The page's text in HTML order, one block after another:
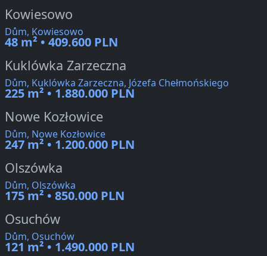
Kowiesowo
Dům, Kowiesowo
48 m² • 409.600 PLN
Kuklówka Zarzeczna
Dům, Kuklówka Zarzeczna, Józefa Chełmońskiego
225 m² • 1.880.000 PLN
Nowe Kozłowice
Dům, Nowe Kozłowice
247 m² • 1.200.000 PLN
Olszówka
Dům, Olszówka
175 m² • 850.000 PLN
Osuchów
Dům, Osuchów
121 m² • 1.490.000 PLN